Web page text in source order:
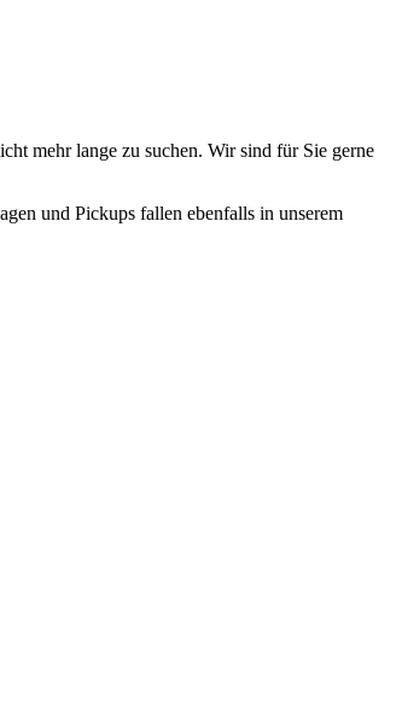
mehr lange zu suchen. Wir sind für Sie gerne
und Pickups fallen ebenfalls in unserem